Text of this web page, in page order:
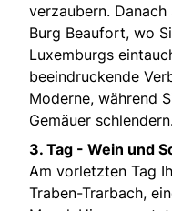
verzaubern.
Burg Beaufort, wo
Luxemburgs
beeindruckende
Moderne, während
Gemäuer schlendern.
3. Tag - Wein und
Am vorletzten Tag
Traben-Trarbach,